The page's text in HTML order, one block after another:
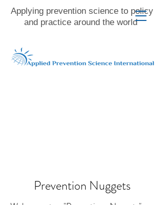
Applying prevention science to policy
and practice around the world
Prevention Nuggets